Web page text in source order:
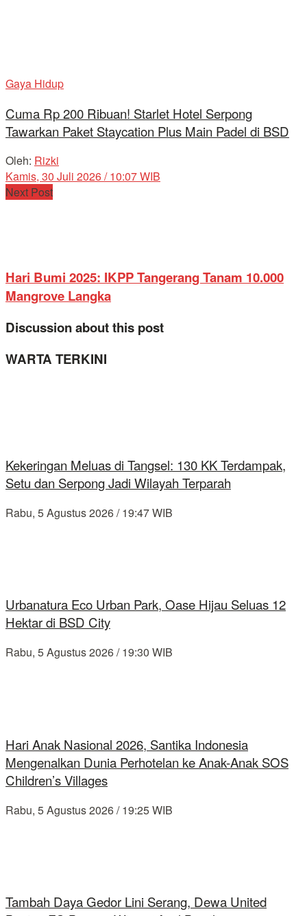
Gaya Hidup
Cuma Rp 200 Ribuan! Starlet Hotel Serpong
Tawarkan Paket Staycation Plus Main Padel di BSD
Oleh: Rizki
Kamis, 30 Juli 2026 / 10:07 WIB
Next Post
Hari Bumi 2025: IKPP Tangerang Tanam 10.000
Mangrove Langka
Discussion about this post
WARTA TERKINI
Kekeringan Meluas di Tangsel: 130 KK Terdampak,
Setu dan Serpong Jadi Wilayah Terparah
Rabu, 5 Agustus 2026 / 19:47 WIB
Urbanatura Eco Urban Park, Oase Hijau Seluas 12
Hektar di BSD City
Rabu, 5 Agustus 2026 / 19:30 WIB
Hari Anak Nasional 2026, Santika Indonesia
Mengenalkan Dunia Perhotelan ke Anak-Anak SOS
Children’s Villages
Rabu, 5 Agustus 2026 / 19:25 WIB
Tambah Daya Gedor Lini Serang, Dewa United